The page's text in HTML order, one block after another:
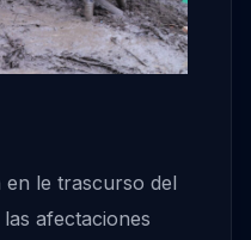
en le trascurso del
afectaciones